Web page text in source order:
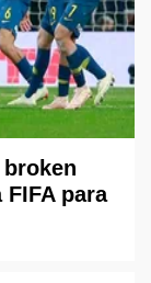
para